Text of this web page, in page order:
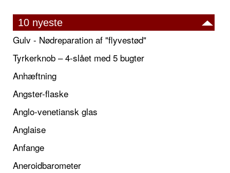
10 nyeste
Gulv - Nødreparation af "flyvestød"
Tyrkerknob – 4-slået med 5 bugter
Anhæftning
Angster-flaske
Anglo-venetiansk glas
Anglaise
Anfange
Aneroidbarometer